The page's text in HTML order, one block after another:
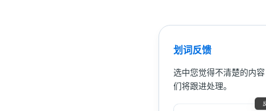
划词反馈
选中您觉得不清楚的内
们将跟进处理。